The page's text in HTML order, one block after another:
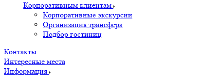
Корпоративным клиентам
Корпоративные экскурсии
Организация трансфера
Подбор гостиниц
Контакты
Интересные места
Информация